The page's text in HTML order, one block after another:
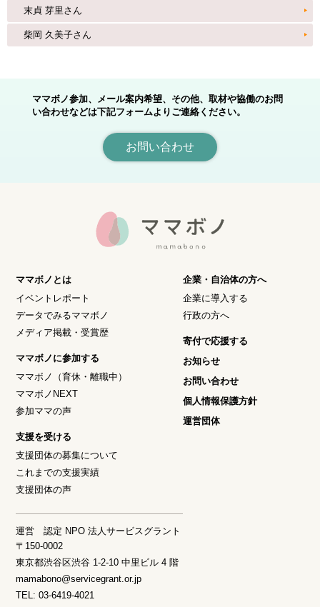
末貞 芽里さん
柴岡 久美子さん
ママボノ参加、メール案内希望、その他、取材や協働のお問
い合わせなどは下記フォームよりご連絡ください。
お問い合わせ
ママボノとは
イベントレポート
データでみるママボノ
メディア掲載・受賞歴
ママボノに参加する
ママボノ（育休・離職中）
ママボノNEXT
参加ママの声
支援を受ける
支援団体の募集について
これまでの支援実績
支援団体の声
企業・自治体の方へ
企業に導入する
行政の方へ
寄付で応援する
お知らせ
お問い合わせ
個人情報保護方針
運営団体
運営 認定 NPO 法人サービスグラント
〒150-0002
東京都渋谷区渋谷 1-2-10 中里ビル 4 階
mamabono@servicegrant.or.jp
TEL: 03-6419-4021